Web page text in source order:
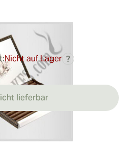
Nicht auf Lager ?
lieferbar